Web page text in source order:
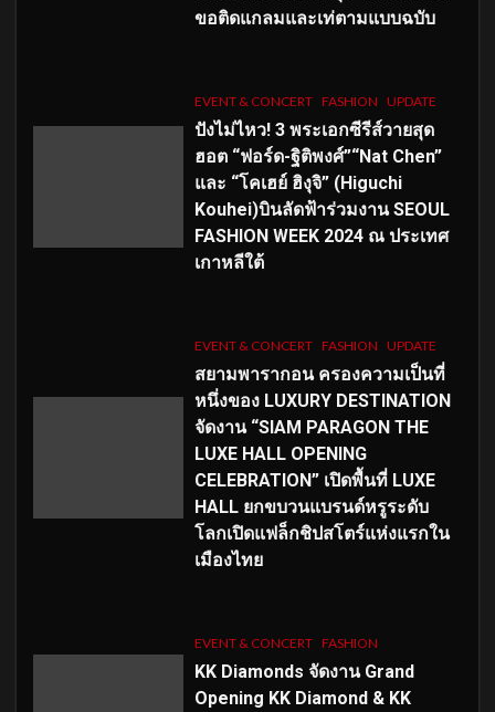
ขอติดแกลมและเท่ตามแบบฉบับ
EVENT & CONCERT FASHION UPDATE
ปังไม่ไหว! 3 พระเอกซีรีส์วายสุด
ฮอต “ฟอร์ด-ฐิติพงศ์”“Nat Chen”
และ “โคเฮย์ ฮิงุจิ” (Higuchi
Kouhei)บินลัดฟ้าร่วมงาน SEOUL
FASHION WEEK 2024 ณ ประเทศ
เกาหลีใต้
EVENT & CONCERT FASHION UPDATE
สยามพารากอน ครองความเป็นที่
หนึ่งของ LUXURY DESTINATION
จัดงาน “SIAM PARAGON THE
LUXE HALL OPENING
CELEBRATION” เปิดพื้นที่ LUXE
HALL ยกขบวนแบรนด์หรูระดับ
โลกเปิดแฟล็กชิปสโตร์แห่งแรกใน
เมืองไทย
EVENT & CONCERT FASHION
KK Diamonds จัดงาน Grand
Opening KK Diamond & KK